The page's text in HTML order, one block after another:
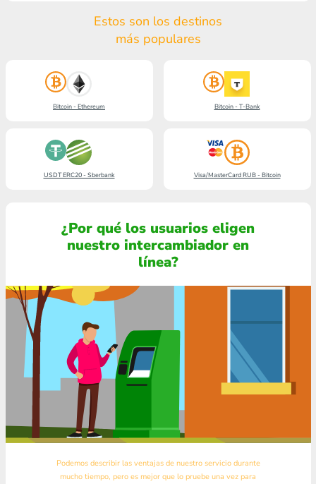
Estos son los destinos
más populares
Bitcoin - Ethereum Bitcoin - T-Bank
USDT ERC20 - Sberbank Visa/MasterCard RUB - Bitcoin
¿Por qué los usuarios eligen
nuestro intercambiador en
línea?
Podemos describir las ventajas de nuestro servicio durante
mucho tiempo, pero es mejor que lo pruebe una vez para